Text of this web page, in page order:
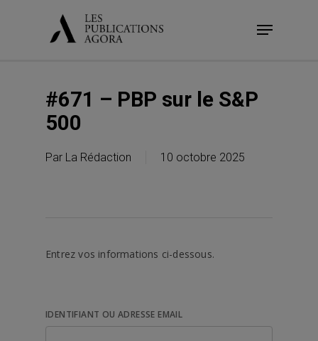
Menu
#671 – PBP sur le S&P
500
Par La Rédaction 10 octobre 2025
Entrez vos informations ci-dessous.
IDENTIFIANT OU ADRESSE EMAIL